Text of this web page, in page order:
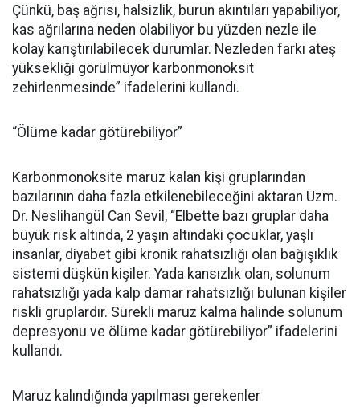
Çünkü, baş ağrısı, halsizlik, burun akıntıları yapabiliyor,
kas ağrılarına neden olabiliyor bu yüzden nezle ile
kolay karıştırılabilecek durumlar. Nezleden farkı ateş
yüksekliği görülmüyor karbonmonoksit
zehirlenmesinde” ifadelerini kullandı.
“Ölüme kadar götürebiliyor”
Karbonmonoksite maruz kalan kişi gruplarından
bazılarının daha fazla etkilenebileceğini aktaran Uzm.
Dr. Neslihangül Can Sevil, “Elbette bazı gruplar daha
büyük risk altında, 2 yaşın altındaki çocuklar, yaşlı
insanlar, diyabet gibi kronik rahatsızlığı olan bağışıklık
sistemi düşkün kişiler. Yada kansızlık olan, solunum
rahatsızlığı yada kalp damar rahatsızlığı bulunan kişiler
riskli gruplardır. Sürekli maruz kalma halinde solunum
depresyonu ve ölüme kadar götürebiliyor” ifadelerini
kullandı.
Maruz kalındığında yapılması gerekenler